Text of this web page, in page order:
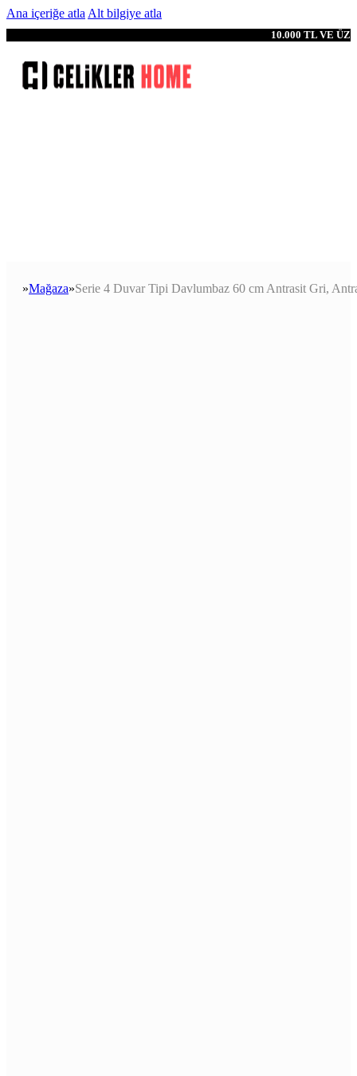
Ana içeriğe atla Alt bilgiye atla
10.000 TL VE
Anasayfa
Mağaza Serie 4 Duvar Tipi Davlumbaz 60 cm Antrasit Gri,